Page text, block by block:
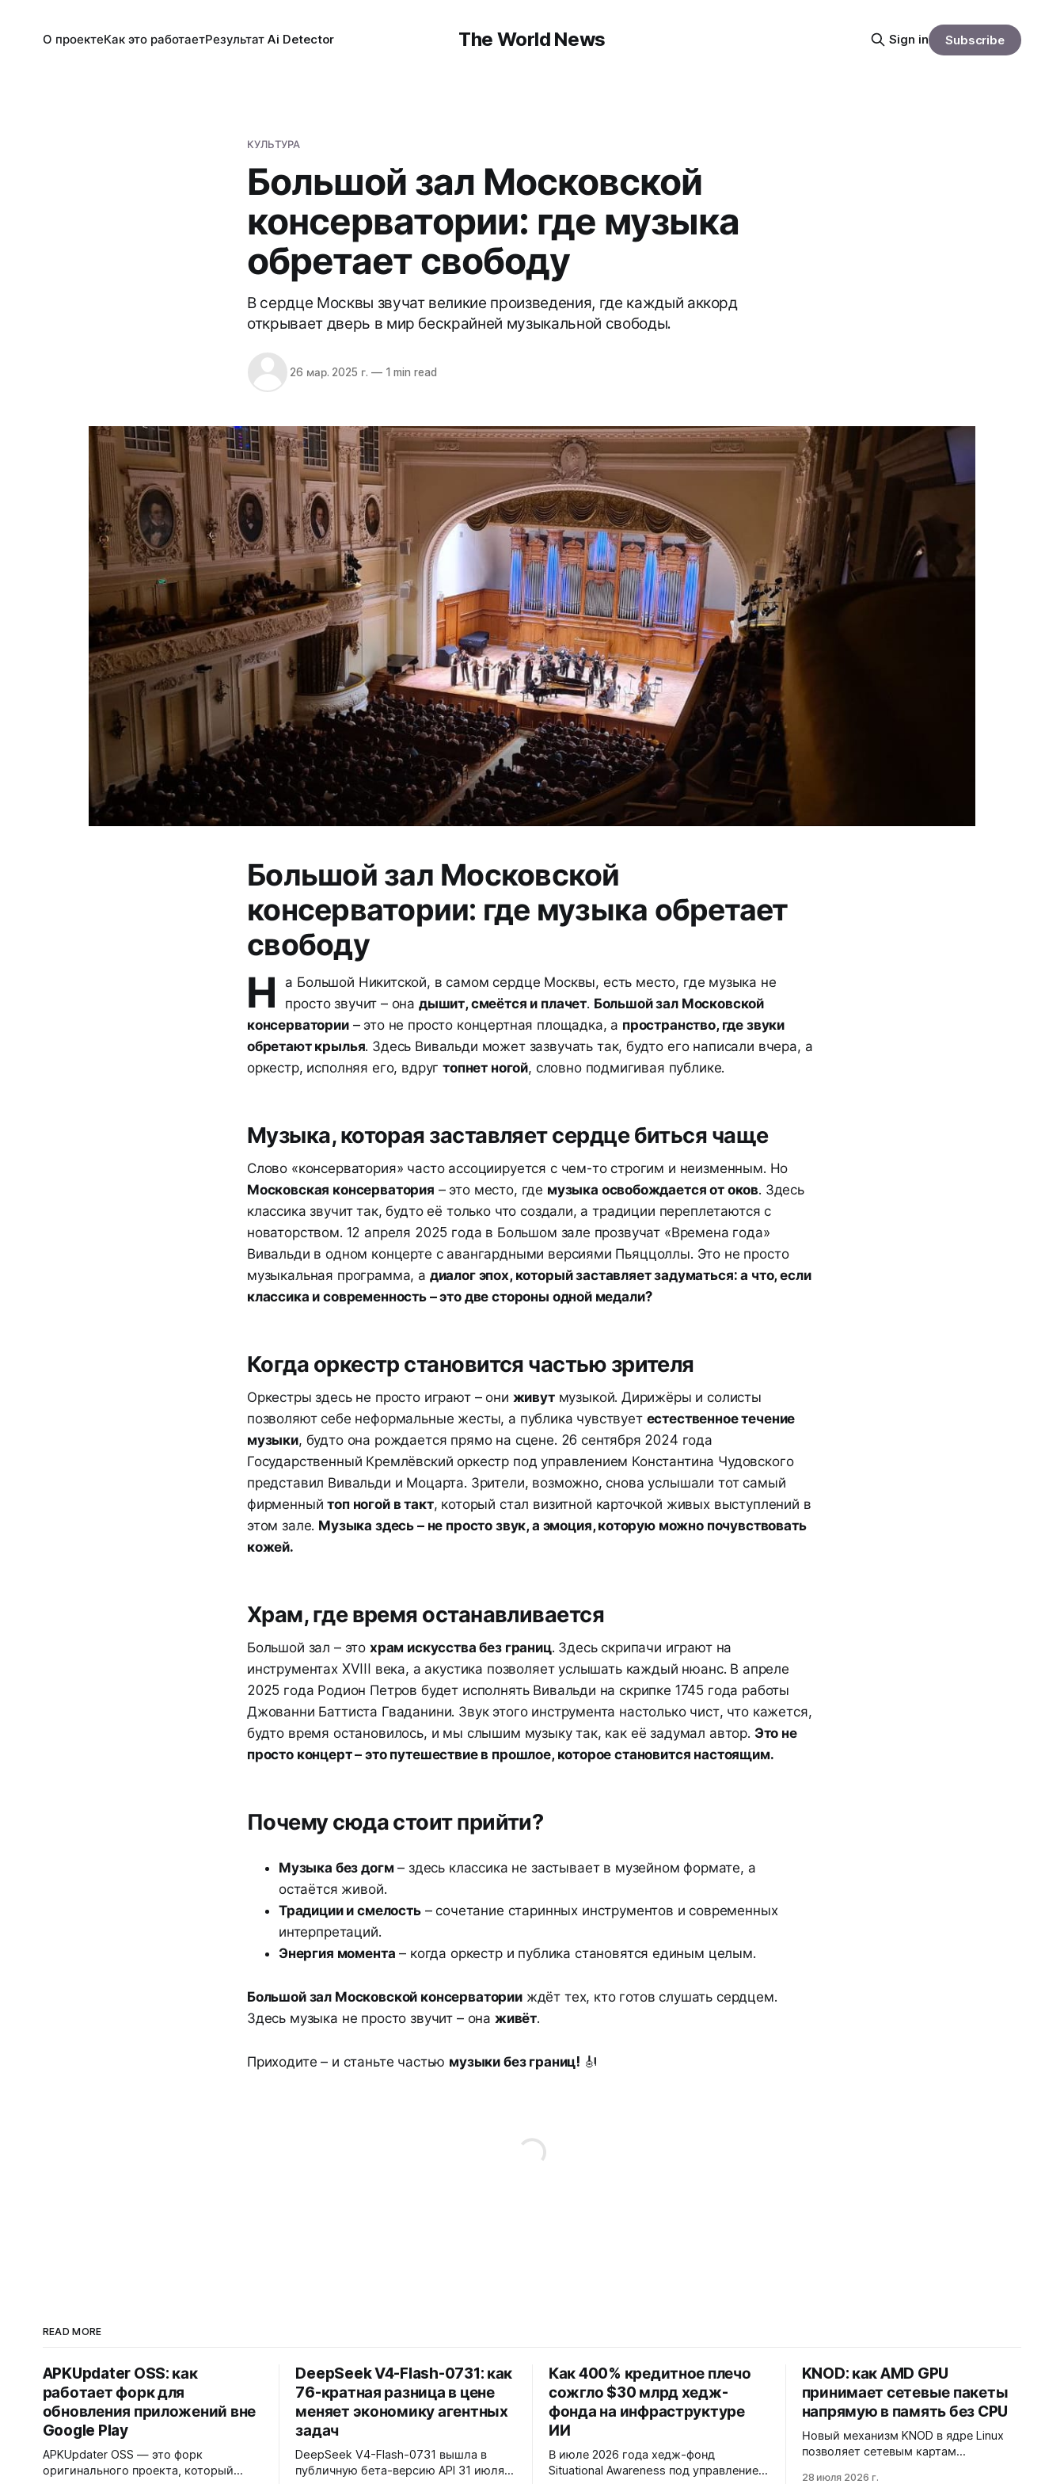
The World News
О проектеКак это работаетРезультат Ai Detector Sign in Subscribe
КУЛЬТУРА
Большой зал Московской
консерватории: где музыка
обретает свободу
В сердце Москвы звучат великие произведения, где каждый аккорд
открывает дверь в мир бескрайней музыкальной свободы.
26 мар. 2025 г. —1 min read
Большой зал Московской
консерватории: где музыка обретает
свободу
Н
а Большой Никитской, в самом сердце Москвы, есть место, где музыка не
просто звучит – она дышит, смеётся и плачет. Большой зал Московской
консерватории– это не просто концертная площадка, а пространство, где звуки
обретают крылья. Здесь Вивальди может зазвучать так, будто его написали вчера, а
оркестр, исполняя его, вдругтопнет ногой, словно подмигивая публике.
Музыка, которая заставляет сердце биться чаще
Слово «консерватория» часто ассоциируется с чем-то строгим и неизменным. Но
Московская консерватория – это место, где музыка освобождается от оков. Здесь
классика звучит так, будто её только что создали, а традиции переплетаются с
новаторством. 12 апреля 2025 года в Большом зале прозвучат «Времена года»
Вивальди в одном концерте с авангардными версиями Пьяццоллы. Это не просто
музыкальная программа, а диалог эпох, который заставляет задуматься: а что, если
классика и современность – это две стороны одной медали?
Когда оркестр становится частью зрителя
Оркестры здесь не просто играют – они живутмузыкой. Дирижёры и солисты
позволяют себе неформальные жесты, а публика чувствует естественное течение
музыки, будто она рождается прямо на сцене. 26 сентября 2024 года
Государственный Кремлёвский оркестр под управлением Константина Чудовского
представил Вивальди и Моцарта. Зрители, возможно, снова услышали тот самый
фирменныйтоп ногой в такт, который стал визитной карточкой живых выступлений в
этом зале. Музыка здесь – не просто звук, а эмоция, которую можно почувствовать
кожей.
Храм, где время останавливается
Большой зал – это храм искусства без границ. Здесь скрипачи играют на
инструментах XVIII века, а акустика позволяет услышать каждый нюанс. В апреле
2025 года Родион Петров будет исполнять Вивальди на скрипке 1745 года работы
Джованни Баттиста Гваданини. Звук этого инструмента настолько чист, что кажется,
будто время остановилось, и мы слышим музыку так, как её задумал автор. Это не
просто концерт – это путешествие в прошлое, которое становится настоящим.
Почему сюда стоит прийти?
Музыка без догм – здесь классика не застывает в музейном формате, а
остаётся живой.
Традиции и смелость– сочетание старинных инструментов и современных
интерпретаций.
Энергия момента – когда оркестр и публика становятся единым целым.
Большой зал Московской консерваторииждёт тех, кто готов слушать сердцем.
Здесь музыка не просто звучит – она живёт.
Приходите – и станьте частью музыки без границ! 🎻
READ MORE
APKUpdater OSS: как
работает форк для
обновления приложений вне
Google Play
APKUpdater OSS — это форк
оригинального проекта, который
DeepSeek V4-Flash-0731: как
76-кратная разница в цене
меняет экономику агентных
задач
DeepSeek V4-Flash-0731 вышла в
публичную бета-версию API 31 июля
Как 400% кредитное плечо
сожгло $30 млрд хедж-
фонда на инфраструктуре
ИИ
В июле 2026 года хедж-фонд
Situational Awareness под управлением
KNOD: как AMD GPU
принимает сетевые пакеты
напрямую в память без CPU
Новый механизм KNOD в ядре Linux
позволяет сетевым картам
28 июля 2026 г.